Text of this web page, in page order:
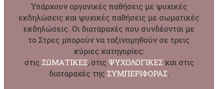
Υπάρχουν οργανικές παθήσεις με ψυχικές
εκδηλώσεις και ψυχικές παθήσεις με σωματικές
εκδηλώσεις. Οι διαταραχές που συνδέονται με
το Στρες μπορούν να ταξινομηθούν σε τρεις
κύριες κατηγορίες:
στις ΣΩΜΑΤΙΚΕΣ, στις ΨΥΧΟΛΟΓΙΚΕΣκαι στις
διαταραχές της ΣΥΜΠΕΡΙΦΟΡΑΣ.